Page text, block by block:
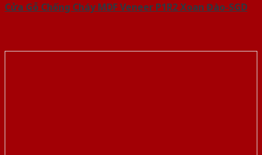
Cửa Gỗ Chống Cháy MDF Veneer P1R2 Xoan Đào-SGD